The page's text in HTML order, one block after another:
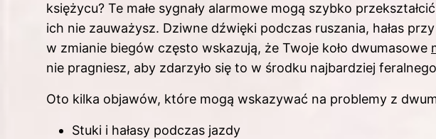
księżycu? Te małe sygnały alarmowe mogą szybko
ich nie zauważysz. Dziwne dźwięki podczas ruszania, hałas
w zmianie biegów często wskazują, że Twoje koło dwumasowe
nie pragniesz, aby zdarzyło się to w środku najbardziej
Oto kilka objawów, które mogą wskazywać na problemy z
Stuki i hałasy podczas jazdy